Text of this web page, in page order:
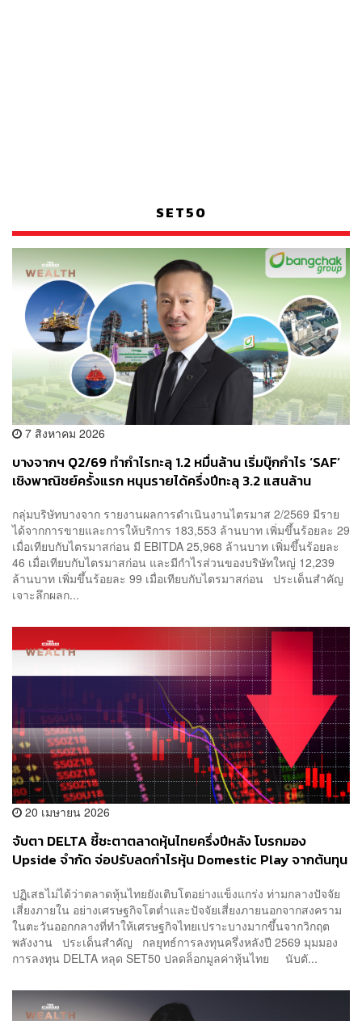
SET50
7 สิงหาคม 2026
บางจากฯ Q2/69 ทำกำไรทะลุ 1.2 หมื่นล้าน เริ่มบุ๊กกำไร ‘SAF’
เชิงพาณิชย์ครั้งแรก หนุนรายได้ครึ่งปีทะลุ 3.2 แสนล้าน
กลุ่มบริษัทบางจาก รายงานผลการดำเนินงานไตรมาส 2/2569 มีราย
ได้จากการขายและการให้บริการ 183,553 ล้านบาท เพิ่มขึ้นร้อยละ 29
เมื่อเทียบกับไตรมาสก่อน มี EBITDA 25,968 ล้านบาท เพิ่มขึ้นร้อยละ
46 เมื่อเทียบกับไตรมาสก่อน และมีกำไรส่วนของบริษัทใหญ่ 12,239
ล้านบาท เพิ่มขึ้นร้อยละ 99 เมื่อเทียบกับไตรมาสก่อน ประเด็นสำคัญ
เจาะลึกผลก...
20 เมษายน 2026
จับตา DELTA ชี้ชะตาตลาดหุ้นไทยครึ่งปีหลัง โบรกมอง
Upside จำกัด จ่อปรับลดกำไรหุ้น Domestic Play จากต้นทุน
ปฏิเสธไม่ได้ว่าตลาดหุ้นไทยยังเติบโตอย่างแข็งแกร่ง ท่ามกลางปัจจัย
เสี่ยงภายใน อย่างเศรษฐกิจโตต่ำและปัจจัยเสี่ยงภายนอกจากสงคราม
ในตะวันออกกลางที่ทำให้เศรษฐกิจไทยเปราะบางมากขึ้นจากวิกฤต
พลังงาน ประเด็นสำคัญ กลยุทธ์การลงทุนครึ่งหลังปี 2569 มุมมอง
การลงทุน DELTA หลุด SET50 ปลดล็อกมูลค่าหุ้นไทย นับตั...